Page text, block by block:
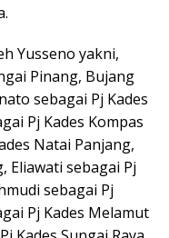
Yusseno yakni,
Pinang, Bujang
sebagai Pj Kades
Pj Kades Kompas
Natai Panjang,
Eliawati sebagai Pj
sebagai Pj
Pj Kades Melamut